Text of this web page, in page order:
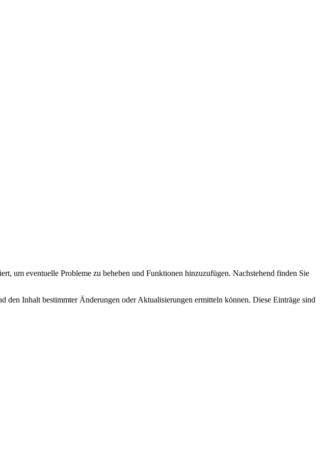
um eventuelle Probleme zu beheben und Funktionen hinzuzufügen. Nachstehend finden Sie
Inhalt bestimmter Änderungen oder Aktualisierungen ermitteln können. Diese Einträge sind